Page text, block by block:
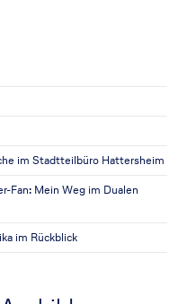
im Stadtteilbüro Hattersheim
Fan: Mein Weg im Dualen
im Rückblick